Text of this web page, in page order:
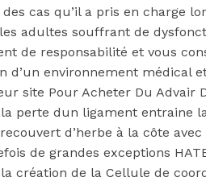
cas qu’il a pris en charge
adultes souffrant de
de responsabilité et vous
environnement médical
site Pour Acheter Du Advair
perte dun ligament entraine
d’herbe à la côte
de grandes exceptions
création de la Cellule de